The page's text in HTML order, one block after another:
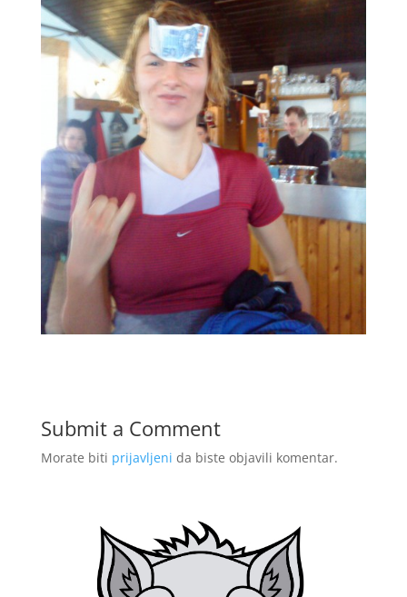
Submit a Comment
Morate biti prijavljeni da biste objavili komentar.